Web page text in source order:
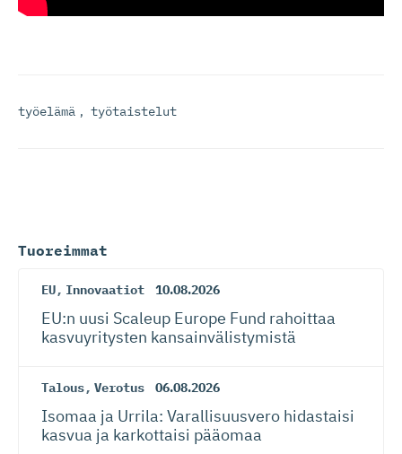
työelämä , työtaistelut
Tuoreimmat
EU, Innovaatiot 10.08.2026
EU:n uusi Scaleup Europe Fund rahoittaa
kasvuyritysten kansainvä­lis­tymistä
Talous, Verotus 06.08.2026
Isomaa ja Urrila: Varallisuusvero hidastaisi
kasvua ja karkottaisi pääomaa